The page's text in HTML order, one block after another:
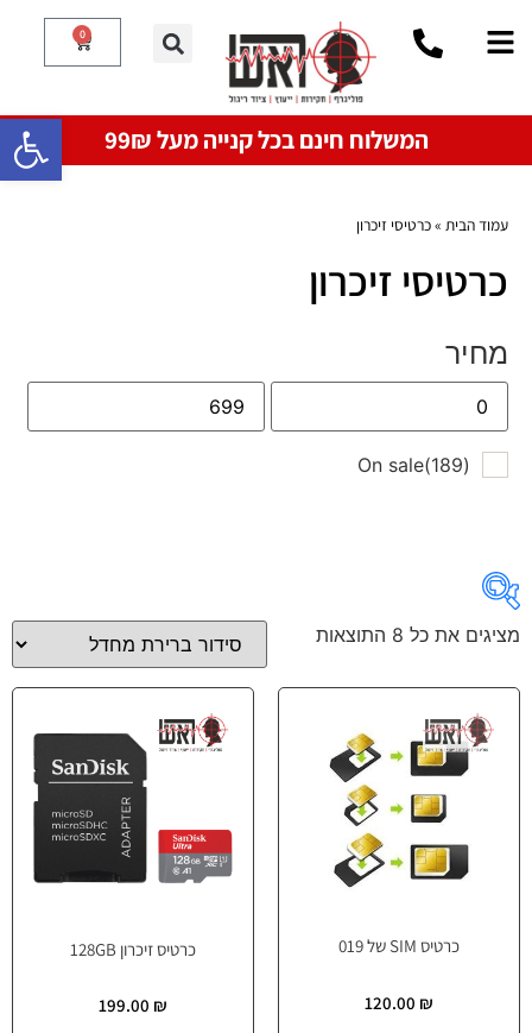
פתח
0
המשלוח חינם בכל קנייה מעל 99₪
עמוד הבית »כרטיסי זיכרון
כרטיסי זיכרון
מחיר
On sale(189)
On sale(189)
מציגים את כל ⁦8⁩ התוצאות
כרטיס SIM של 019
120.00 ₪
כרטיס זיכרון 128GB
199.00 ₪